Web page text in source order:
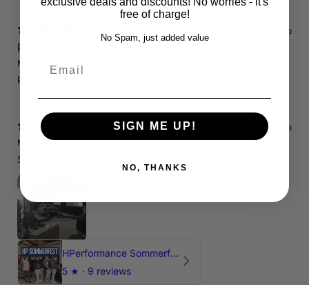
15 days ago
RS3 8P
Marcin J. Verified buyer
Polecam !
15 days ago
Marcin J.
Verified buyer•Purchased 26 days ago
Świetnie spedzony czas , Pozdrawiam
HPerformance Sommerfest 2026
5 ★ · 9 reviews
free of charge!
No Spam, just added value
SIGN ME UP!
NO, THANKS